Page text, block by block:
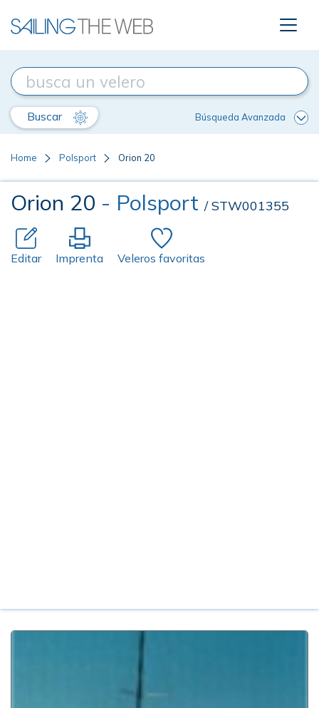
Buscar Búsqueda Avanzada
Home Polsport Orion 20
Orion 20 - Polsport / STW001355
Editar Imprenta Veleros favoritas